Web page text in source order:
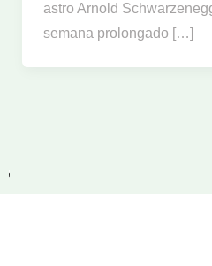
astro Arnold
semana prolongado […]